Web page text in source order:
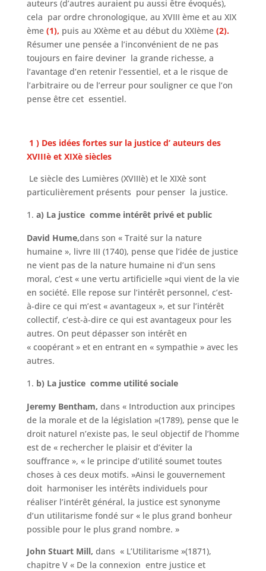
auteurs (d’autres auraient pu aussi être évoqués),
cela par ordre chronologique, au XVIII ème et au XIX
ème (1), puis au XXème et au début du XXIème(2).
Résumer une pensée a l’inconvénient de ne pas
toujours en faire deviner la grande richesse, a
l’avantage d’en retenir l’essentiel, et a le risque de
l’arbitraire ou de l’erreur pour souligner ce que l’on
pense être cet essentiel.
1 ) Des idées fortes sur la justice d’ auteurs des
XVIIIè et XIXè siècles
Le siècle des Lumières (XVIIIè) et le XIXè sont
particulièrement présents pour penser la justice.
a) La justice comme intérêt privé et public
David Hume,dans son « Traité sur la nature
humaine », livre III (1740), pense que l’idée de justice
ne vient pas de la nature humaine ni d’un sens
moral, c’est « une vertu artificielle »qui vient de la vie
en société. Elle repose sur l’intérêt personnel, c’est-
à-dire ce qui m’est « avantageux », et sur l’intérêt
collectif, c’est-à-dire ce qui est avantageux pour les
autres. On peut dépasser son intérêt en
« coopérant » et en entrant en « sympathie » avec les
autres.
b) La justice comme utilité sociale
Jeremy Bentham, dans « Introduction aux principes
de la morale et de la législation »(1789), pense que le
droit naturel n’existe pas, le seul objectif de l’homme
est de « rechercher le plaisir et d’éviter la
souffrance », « le principe d’utilité soumet toutes
choses à ces deux motifs. »Ainsi le gouvernement
doit harmoniser les intérêts individuels pour
réaliser l’intérêt général, la justice est synonyme
d’un utilitarisme fondé sur « le plus grand bonheur
possible pour le plus grand nombre. »
John Stuart Mill, dans « L’Utilitarisme »(1871),
chapitre V « De la connexion entre justice et